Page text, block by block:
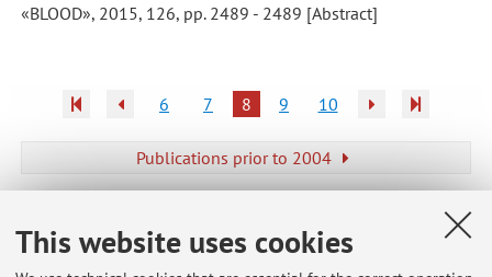
This website uses cookies
«BLOOD», 2015, 126, pp. 2489 - 2489 [Abstract]
6 7 8 9 10
Publications prior to 2004